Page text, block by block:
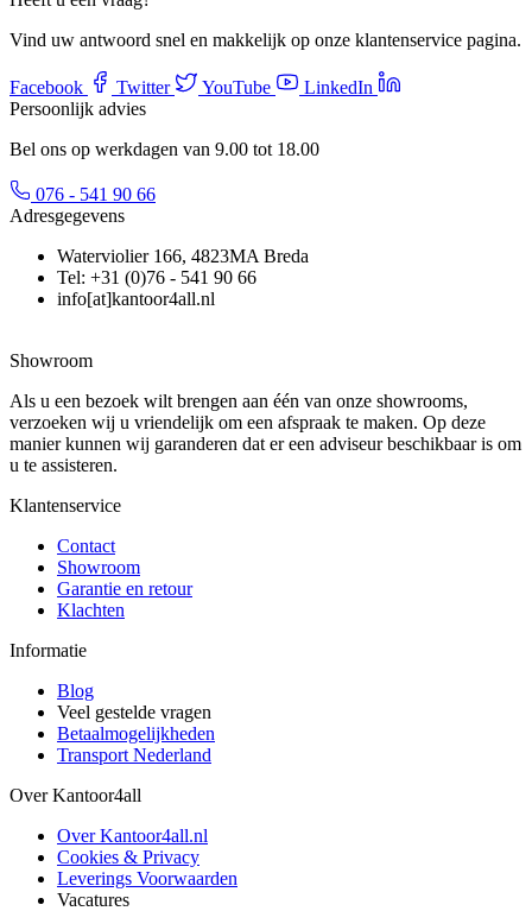
Vind uw antwoord snel en makkelijk op onze klantenservice pagina.
Facebook Twitter YouTube
LinkedIn
Persoonlijk advies
Bel ons op werkdagen van 9.00 tot 18.00
076 - 541 90 66
Adresgegevens
Waterviolier 166, 4823MA Breda
Tel: +31 (0)76 - 541 90 66
info[at]kantoor4all.nl
Showroom
Als u een bezoek wilt brengen aan één van onze showrooms,
verzoeken wij u vriendelijk om een afspraak te maken. Op deze
manier kunnen wij garanderen dat er een adviseur beschikbaar is om
u te assisteren.
Klantenservice
Contact
Showroom
Garantie en retour
Klachten
Informatie
Blog
Veel gestelde vragen
Betaalmogelijkheden
Transport Nederland
Over Kantoor4all
Over Kantoor4all.nl
Cookies & Privacy
Leverings Voorwaarden
Vacatures